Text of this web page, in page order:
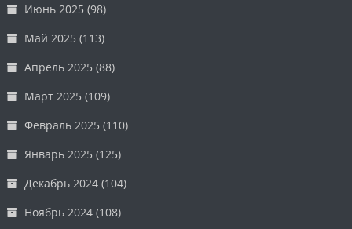
Июнь 2025 (98)
Май 2025 (113)
Апрель 2025 (88)
Март 2025 (109)
Февраль 2025 (110)
Январь 2025 (125)
Декабрь 2024 (104)
Ноябрь 2024 (108)